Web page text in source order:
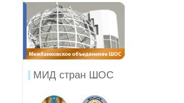
МИД стран ШОС